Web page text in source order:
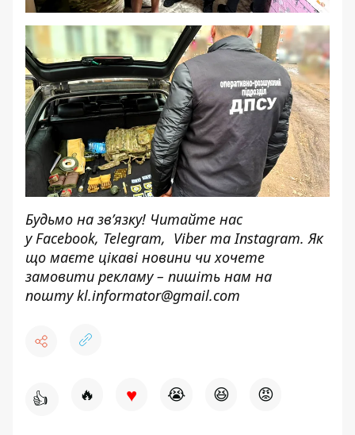
Будьмо на зв’язку! Читайте нас
уFacebook, Telegram, ViberтаInstagram. Як
що маєте цікаві новини чи хочете
замовити рекламу – пишіть нам на
поштуkl.informator@gmail.com
👍 🔥 ♥ 😭 😆 😡